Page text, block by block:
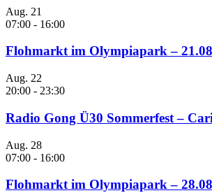
Aug. 21
07:00 - 16:00
Flohmarkt im Olympiapark –
Aug. 22
20:00 - 23:30
Radio Gong Ü30 Sommerfest –
Aug. 28
07:00 - 16:00
Flohmarkt im Olympiapark –